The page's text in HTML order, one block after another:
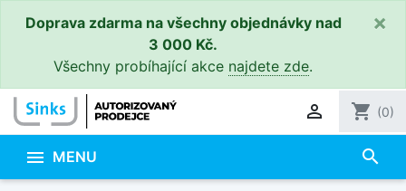
Doprava zdarma na všechny objednávky nad
3 000 Kč.
Všechny probíhající akce najdete zde.
×
 shopping_cart (0)
 MENU search